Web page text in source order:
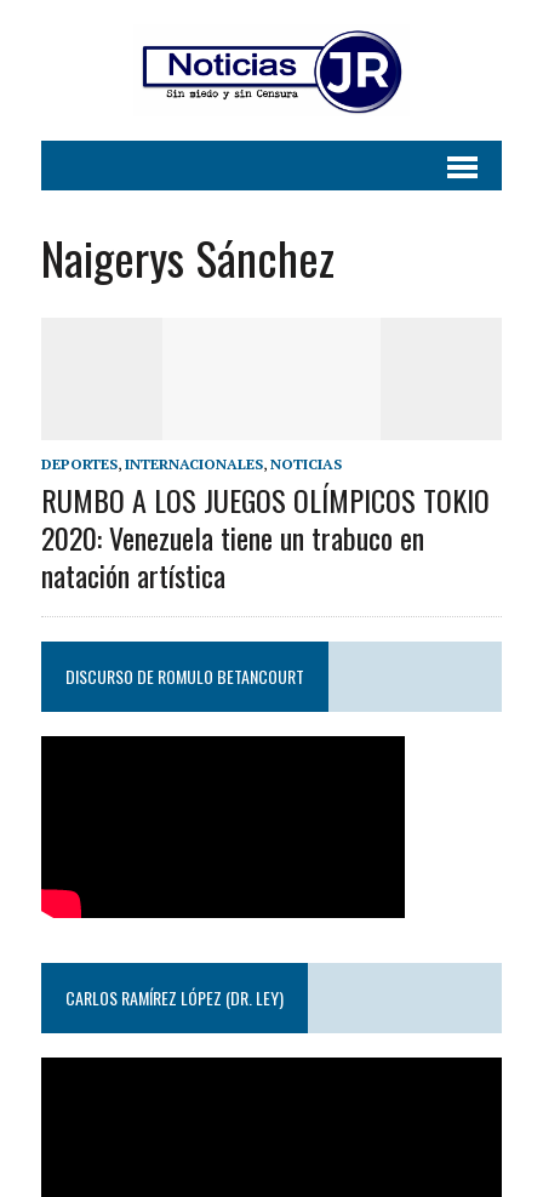
Naigerys Sánchez
DEPORTES, INTERNACIONALES, NOTICIAS
RUMBO A LOS JUEGOS OLÍMPICOS TOKIO
2020: Venezuela tiene un trabuco en
natación artística
DISCURSO DE ROMULO BETANCOURT
CARLOS RAMÍREZ LÓPEZ (DR. LEY)